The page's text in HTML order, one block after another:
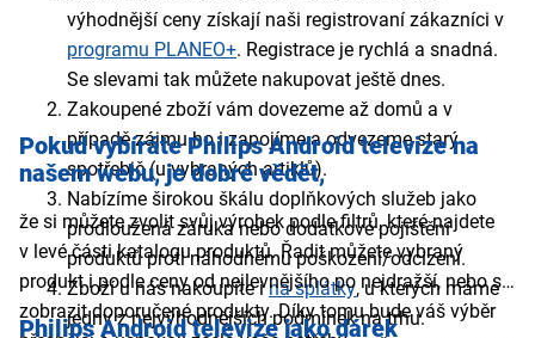
výhodnější ceny získají naši registrovaní zákazníci v
programu PLANEO+. Registrace je rychlá a snadná.
Se slevami tak můžete nakupovat ještě dnes.
Zakoupené zboží vám dovezeme až domů a v
případě zájmu ho i zapojíme a odvezeme starý
spotřebič (u vybraných artiklů).
Nabízíme širokou škálu doplňkových služeb jako
prodloužená záruka nebo dodatkové pojištění
produktů proti náhodnému poškození/odcizení.
Zboží u nás nakoupíte ina splátky, u kterých máme
jedny z nejvýhodnějších podmínek na trhu.
Pokud vybíráte Philips Android televize na
našem webu,je dobré vědět,
že si můžete zvolit svůj výrobek podle filtrů, které najdete
v levé části katalogu produktů. Řadit můžete vybraný
produkt i podle ceny od nejlevnějšího po nejdražší, nebo si
zobrazit doporučené produkty. Díky tomu bude váš výběr
Philips Android televize jako dárek